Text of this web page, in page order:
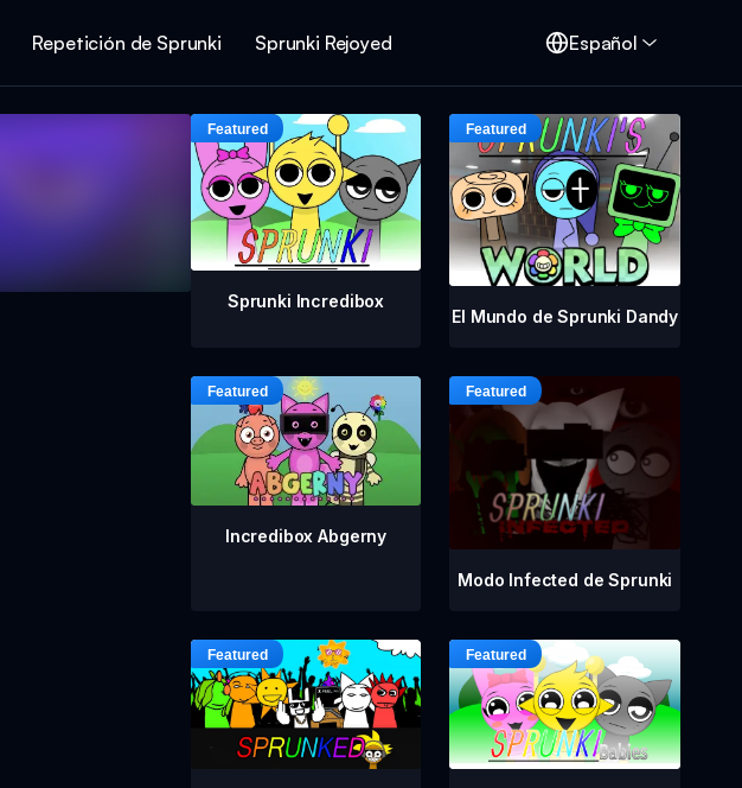
Repetición de Sprunki Sprunki Rejoyed Español
Sprunki Incredibox
El Mundo de Sprunki Dandy
Incredibox Abgerny
Modo Infected de Sprunki